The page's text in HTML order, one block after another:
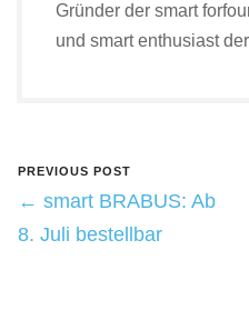
Gründer der smart
und smart enthusiast
PREVIOUS POST
← smart BRABUS: Ab
8. Juli bestellbar